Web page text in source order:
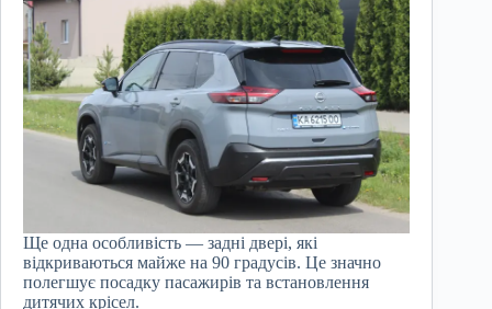
Ще одна особливість — задні двері, які
відкриваються майже на 90 градусів. Це значно
полегшує посадку пасажирів та встановлення
дитячих крісел.